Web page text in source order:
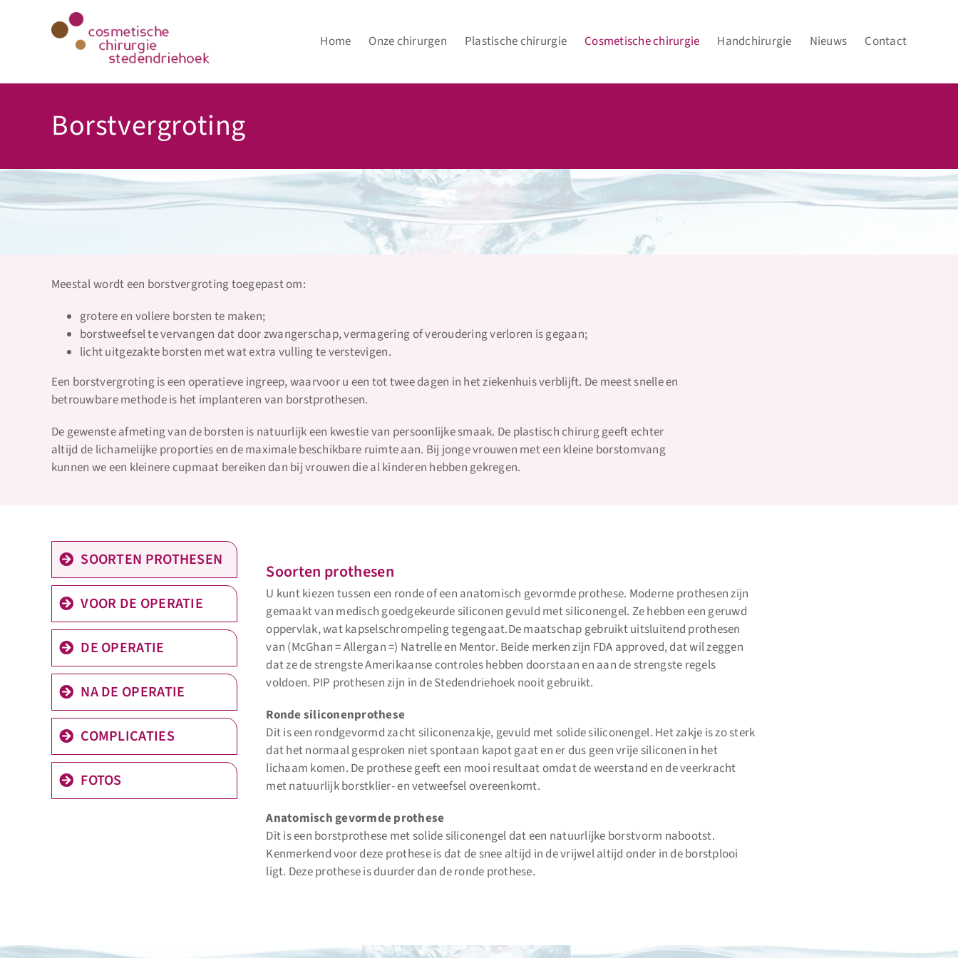
Home Onze chirurgen Plastische chirurgie Cosmetische chirurgie Handchirurgie Nieuws Contact
Borstvergroting
Meestal wordt een borstvergroting toegepast om:
grotere en vollere borsten te maken;
borstweefsel te vervangen dat door zwangerschap, vermagering of veroudering verloren is gegaan;
licht uitgezakte borsten met wat extra vulling te verstevigen.
Een borstvergroting is een operatieve ingreep, waarvoor u een tot twee dagen in het ziekenhuis verblijft. De meest snelle en
betrouwbare methode is het implanteren van borstprothesen.
De gewenste afmeting van de borsten is natuurlijk een kwestie van persoonlijke smaak. De plastisch chirurg geeft echter
altijd de lichamelijke proporties en de maximale beschikbare ruimte aan. Bij jonge vrouwen met een kleine borstomvang
kunnen we een kleinere cupmaat bereiken dan bij vrouwen die al kinderen hebben gekregen.
SOORTEN PROTHESEN
VOOR DE OPERATIE
DE OPERATIE
NA DE OPERATIE
COMPLICATIES
FOTOS
Soorten prothesen
U kunt kiezen tussen een ronde of een anatomisch gevormde prothese. Moderne prothesen zijn
gemaakt van medisch goedgekeurde siliconen gevuld met siliconengel. Ze hebben een geruwd
oppervlak, wat kapselschrompeling tegengaat.De maatschap gebruikt uitsluitend prothesen
van (McGhan = Allergan =) Natrelle en Mentor. Beide merken zijn FDA approved, dat wil zeggen
dat ze de strengste Amerikaanse controles hebben doorstaan en aan de strengste regels
voldoen. PIP prothesen zijn in de Stedendriehoek nooit gebruikt.
Ronde siliconenprothese
Dit is een rondgevormd zacht siliconenzakje, gevuld met solide siliconengel. Het zakje is zo sterk
dat het normaal gesproken niet spontaan kapot gaat en er dus geen vrije siliconen in het
lichaam komen. De prothese geeft een mooi resultaat omdat de weerstand en de veerkracht
met natuurlijk borstklier- en vetweefsel overeenkomt.
Anatomisch gevormde prothese
Dit is een borstprothese met solide siliconengel dat een natuurlijke borstvorm nabootst.
Kenmerkend voor deze prothese is dat de snee altijd in de vrijwel altijd onder in de borstplooi
ligt. Deze prothese is duurder dan de ronde prothese.